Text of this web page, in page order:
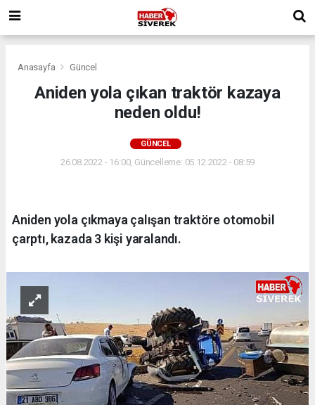
Anasayfa Güncel
Aniden yola çıkan traktör kazaya
neden oldu!
GÜNCEL
26.08.2022 - 16:00, Güncelleme: 05.12.2022 - 08:59
Aniden yola çıkmaya çalışan traktöre otomobil
çarptı, kazada 3 kişi yaralandı.